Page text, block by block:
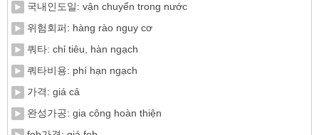
국내인도일: vận chuyển trong nước
위험회퍼: hàng rào nguy cơ
쿼타: chỉ tiêu, hàn ngạch
쿼타비용: phí hạn ngạch
가격: giá cả
완성가공: gia công hoàn thiện